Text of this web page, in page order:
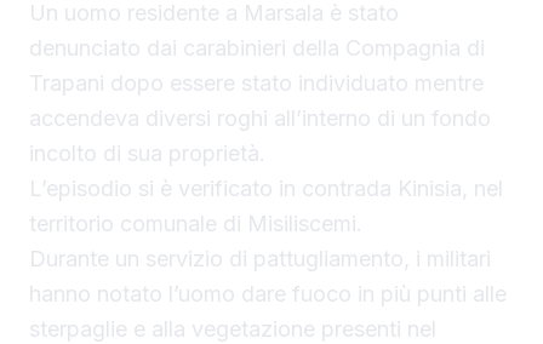
Un uomo residente a Marsala è stato
denunciato dai carabinieri della Compagnia di
Trapani dopo essere stato individuato mentre
accendeva diversi roghi all’interno di un fondo
incolto di sua proprietà.
L’episodio si è verificato in contrada Kinisia, nel
territorio comunale di Misiliscemi.
Durante un servizio di pattugliamento, i militari
hanno notato l’uomo dare fuoco in più punti alle
sterpaglie e alla vegetazione presenti nel